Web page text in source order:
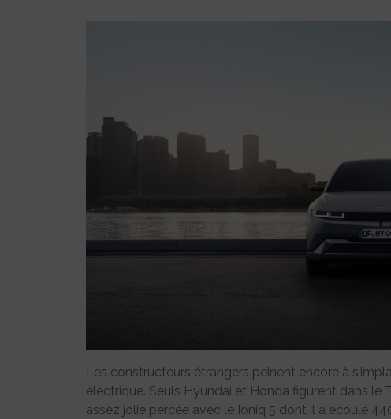
Les constructeurs étrangers peinent encore à
électrique. Seuls Hyundai et Honda figurent dans le
assez jolie percée avec le Ioniq 5 dont il a écoulé